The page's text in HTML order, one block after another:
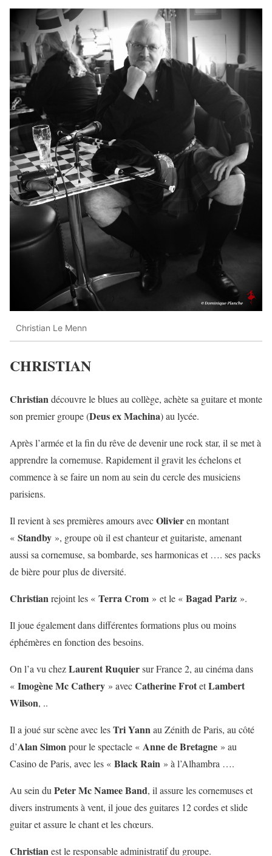
Christian Le Menn
CHRISTIAN
Christiandécouvre le blues au collège, achète sa guitare et monte
son premier groupe (Deus ex Machina) au lycée.
Après l’armée et la fin du rêve de devenir une rock star, il se met à
apprendre la cornemuse. Rapidement il gravit les échelons et
commence à se faire un nom au sein du cercle des musiciens
parisiens.
Il revient à ses premières amours avecOlivieren montant
« Standby », groupe oùil est chanteur et guitariste, amenant
aussi sa cornemuse, sa bombarde, ses harmonicas et …. ses packs
de bière pour plus de diversité.
Christianrejoint les « Terra Crom » et le « Bagad Pariz ».
Il joue également dans différentes formations plus ou moins
éphémères en fonction des besoins.
On l’a vu chezLaurent Ruquiersur France 2, au cinéma dans
« Imogène Mc Cathery » avecCatherine FrotetLambert
Wilson, ..
Il a joué sur scène avec lesTri Yannau Zénith de Paris, au côté
d’Alan Simonpour le spectacle « Anne de Bretagne » au
Casino de Paris, avec les « Black Rain » à l’Alhambra ….
Au sein duPeter Mc Namee Band, il assure les cornemuses et
divers instruments à vent, il joue des guitares 12 cordes et slide
guitar et assure le chant et les chœurs.
Christianest le responsable administratif du groupe.